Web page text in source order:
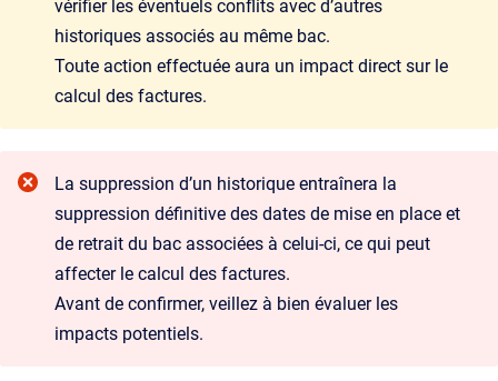
vérifier les éventuels conflits avec d’autres
historiques associés au même bac.
Toute action effectuée aura un impact direct sur le
calcul des factures.
La suppression d’un historique entraînera la
suppression définitive des dates de mise en place et
de retrait du bac associées à celui-ci, ce qui peut
affecter le calcul des factures.
Avant de confirmer, veillez à bien évaluer les
impacts potentiels.